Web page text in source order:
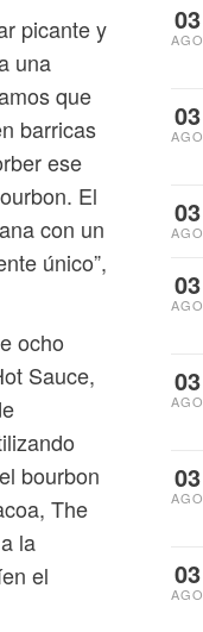
picante y
una
que
barricas
ese
El
con un
único”,
ocho
Sauce,
bourbon
The
la
el
03
AGO
03
AGO
03
AGO
03
AGO
03
AGO
03
AGO
03
AGO